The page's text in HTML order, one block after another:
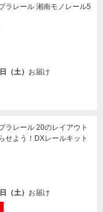
レール 湘南モノレール5
（土） お届け
レール 20のレイアウト
せよう！DXレールキット
（土） お届け